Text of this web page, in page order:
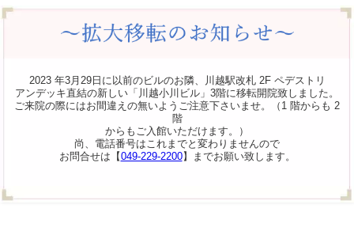
2023 年3月29日に以前のビルのお隣、川越駅改札 2F ペデストリ
アンデッキ直結の新しい「川越小川ビル」3階に移転開院致しました。
ご来院の際にはお間違えの無いようご注意下さいませ。（1 階からも 2
階
からもご入館いただけます。）
尚、電話番号はこれまでと変わりませんので
お問合せは【049-229-2200】までお願い致します。